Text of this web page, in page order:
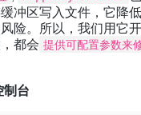
冲区写入文件，它降
险。所以，我们用它
都会 提供可配置参数来
台